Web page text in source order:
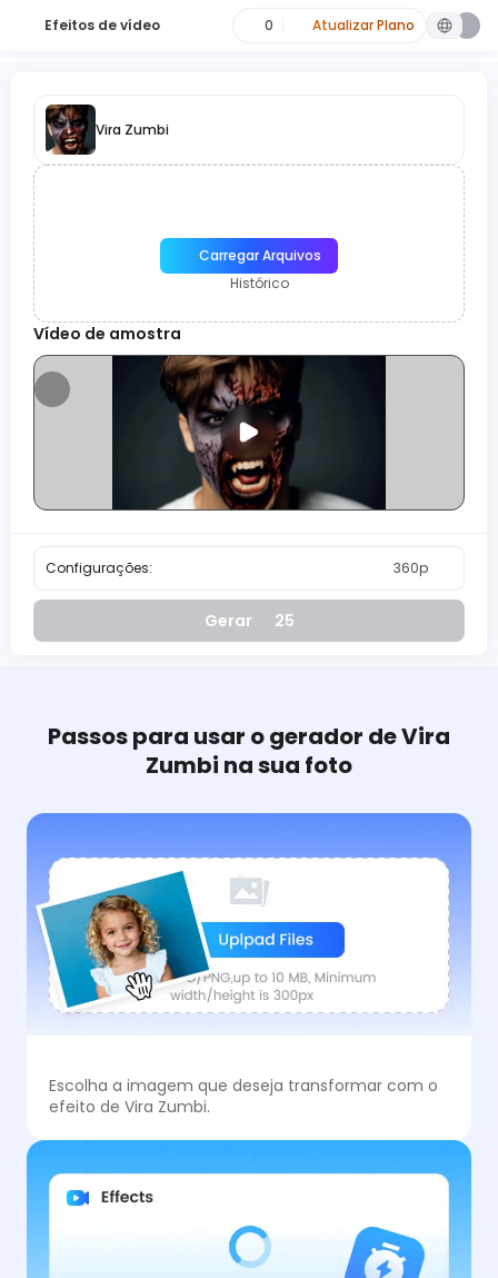
Efeitos de vídeo 0 Atualizar Plano
Vira Zumbi
Carregar Arquivos
Histórico
Vídeo de amostra
Configurações: 360p
Gerar 25
Passos para usar o gerador de Vira
Zumbi na sua foto
Escolha a imagem que deseja transformar com o
efeito de Vira Zumbi.